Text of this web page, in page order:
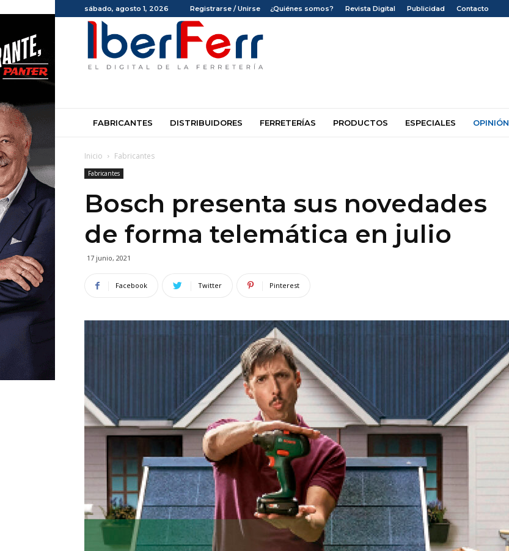
sábado, agosto 1, 2026 Registrarse / Unirse ¿Quiénes somos? Revista Digital Publicidad Contacto
Iberferr
FABRICANTES DISTRIBUIDORES FERRETERÍAS PRODUCTOS ESPECIALES OPINIÓN
Inicio Fabricantes
Fabricantes
Bosch presenta sus novedades
de forma telemática en julio
17 junio, 2021
Facebook Twitter Pinterest